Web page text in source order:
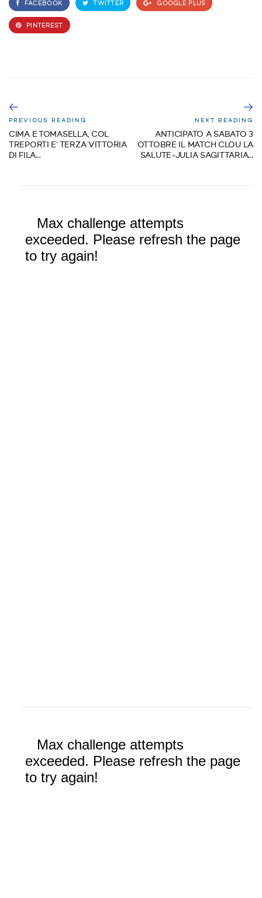
FACEBOOK TWITTER GOOGLE PLUS
PINTEREST
PREVIOUS READING
CIMA E TOMASELLA, COL
TREPORTI E’ TERZA VITTORIA
DI FILA…
NEXT READING
ANTICIPATO A SABATO 3
OTTOBRE IL MATCH CLOU LA
SALUTE-JULIA SAGITTARIA…